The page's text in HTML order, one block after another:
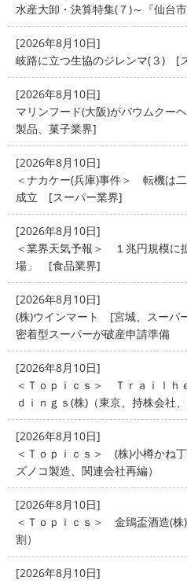
水産大卸・決算特集(７)～『仙台
[2026年8月10日]
岐路に立つ生協のジレンマ(３) [
[2026年8月10日]
マリンフード(大阪)がバウムク
製品、菓子業界]
[2026年8月10日]
＜ナカケー(兵庫)事件＞ 転機は
成立 [スーパー業界]
[2026年8月10日]
＜業界天気予報＞ １兆円規模に
場」 [食品業界]
[2026年8月10日]
(株)ウインマート [宮城、スーパ
密着型スーパーが破産申請準備
[2026年8月10日]
＜Ｔｏｐｉｃｓ＞ Ｔｒａｉｌｈ
ｄｉｎｇｓ(株)（東京、持株会社、
[2026年8月10日]
＜Ｔｏｐｉｃｓ＞ (株)小樽かね
ズノコ製造、関連会社再編）
[2026年8月10日]
＜Ｔｏｐｉｃｓ＞ 金鵄盃酒造(株
割）
[2026年8月10日]